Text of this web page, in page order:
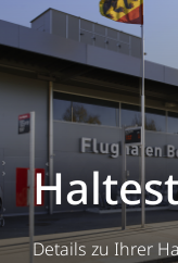
Details zu Ihrer